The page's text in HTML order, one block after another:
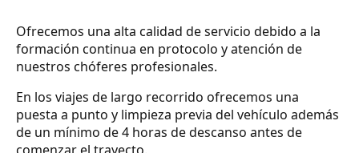
Ofrecemos una alta calidad de servicio debido a la
formación continua en protocolo y atención de
nuestros chóferes profesionales.
En los viajes de largo recorrido ofrecemos una
puesta a punto y limpieza previa del vehículo además
de un mínimo de 4 horas de descanso antes de